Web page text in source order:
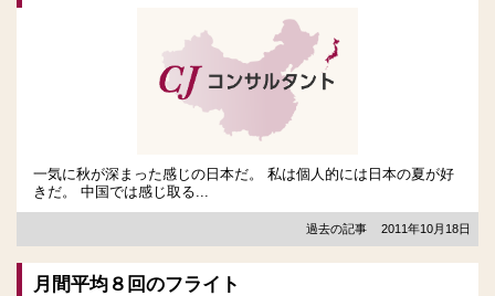
一気に秋が深まった感じの日本だ。 私は個人的には日本の夏が好
きだ。 中国では感じ取る...
過去の記事 2011年10月18日
月間平均８回のフライト